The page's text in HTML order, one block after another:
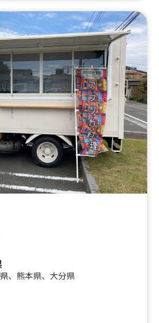
さつまいも開運チップス、コーヒ
/アイス チョコレート焼きマシ
柄:徳島県産鳴門金時芋、炭火高糖
甘太くん、冷やしみかん、さつま
グルメ【ドリロコス】、冷やし焼
レ、炭火焼き芋シェイク、炭火焼
【みなみちゃん】
、 熊本県、 大分県